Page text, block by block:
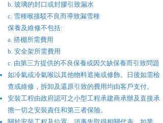
b. 玻璃的封口或封膠引致漏水
c. 雪種喉接駁不良而導致漏雪種
保養及維修不包括:
a. 搭棚所需費用
b. 安全架所需費用
c. 由第三方提供的不良保養或因欠缺保養而引致問題
如冷氣或冷氣喉以其他物料遮掩或修飾。日後如需檢
查或維修，拆卸及還原引致的費用均由客戶支付。
安裝工程由政府認可之小型工程承建商承辦及直接承
擔一切之安裝責任和第三者保險。